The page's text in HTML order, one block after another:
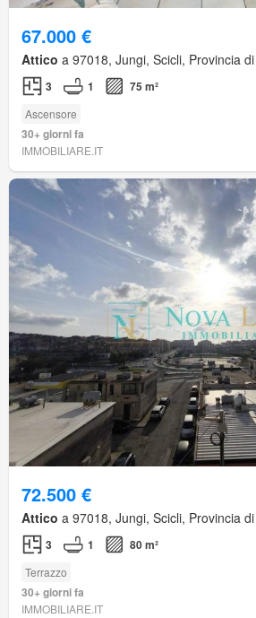
67.000 €
Attico a 97018, Jungi, Scicli, Provincia
3 1 75 m²
Ascensore
30+ giorni fa
IMMOBILIARE.IT
72.500 €
Attico a 97018, Jungi, Scicli, Provincia
3 1 80 m²
Terrazzo
30+ giorni fa
IMMOBILIARE.IT